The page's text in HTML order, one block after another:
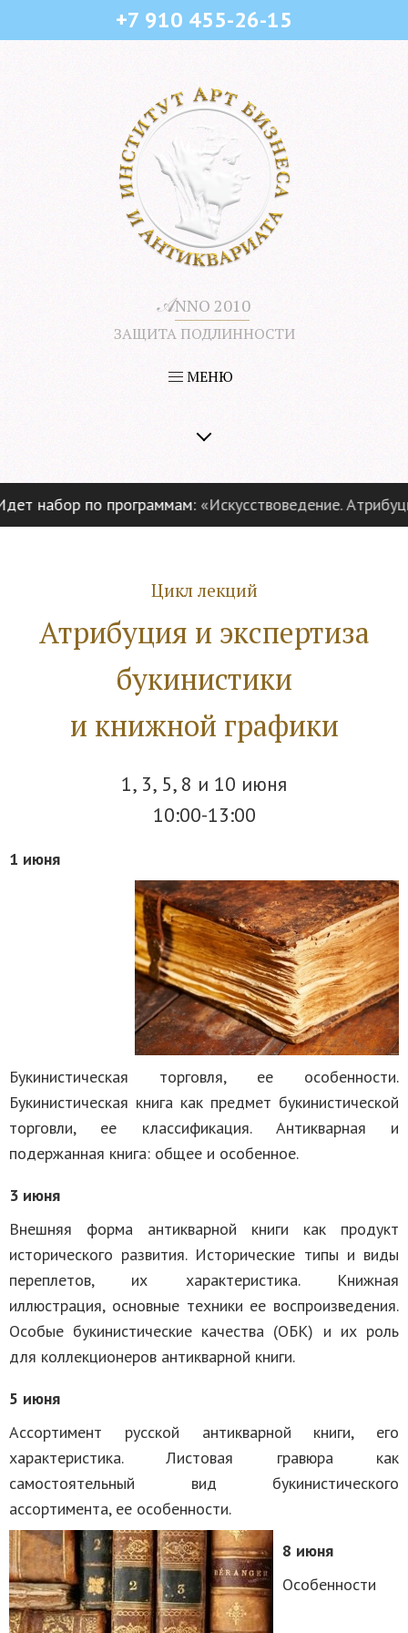
+7 910 455-26-15
𝒜NNO 2010
ЗАЩИТА ПОДЛИННОСТИ
МЕНЮ
набор по программам:«Искусствоведение.
Цикл лекций
Атрибуция и экспертиза
букинистики
и книжной графики
1, 3, 5, 8 и 10 июня
10:00-13:00
1 июня
Букинистическая торговля, ее особенности.
Букинистическая книга как предмет букинистической
торговли, ее классификация. Антикварная и
подержанная книга: общее и особенное.
3 июня
Внешняя форма антикварной книги как продукт
исторического развития. Исторические типы и виды
переплетов, их характеристика. Книжная
иллюстрация, основные техники ее воспроизведения.
Особые букинистические качества (ОБК) и их роль
для коллекционеров антикварной книги.
5 июня
Ассортимент русской антикварной книги, его
характеристика. Листовая гравюра как
самостоятельный вид букинистического
ассортимента, ее особенности.
8 июня
Особенности